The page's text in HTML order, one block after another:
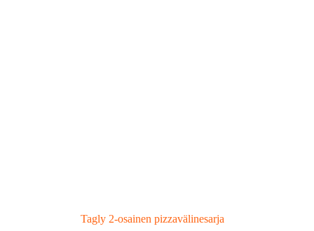
Tagly 2-osainen pizzavälinesarja